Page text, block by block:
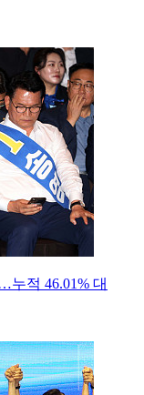
누적 46.01% 대